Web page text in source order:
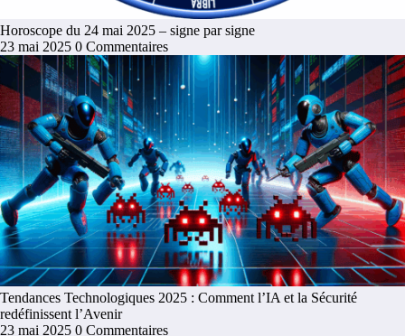
Horoscope du 24 mai 2025 – signe par signe
23 mai 2025 0 Commentaires
Tendances Technologiques 2025 : Comment l’IA et la Sécurité
redéfinissent l’Avenir
23 mai 2025 0 Commentaires